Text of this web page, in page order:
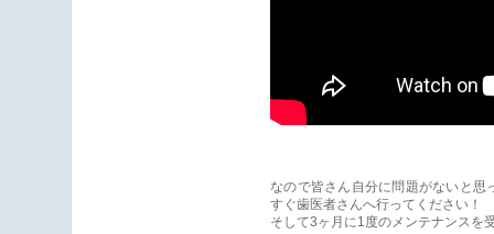
なので皆さん自分に問題がないと
すぐ歯医者さんへ行ってください！
そして3ヶ月に1度のメンテナンスを